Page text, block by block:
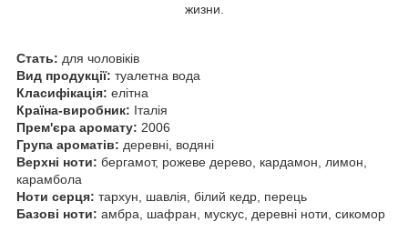
жизни.
Стать: для чоловіків
Вид продукції: туалетна вода
Класифікація: елітна
Країна-виробник: Італія
Прем'єра аромату: 2006
Група ароматів: деревні, водяні
Верхні ноти: бергамот, рожеве дерево, кардамон, лимон,
карамбола
Ноти серця: тархун, шавлія, білий кедр, перець
Базові ноти: амбра, шафран, мускус, деревні ноти, сикомор